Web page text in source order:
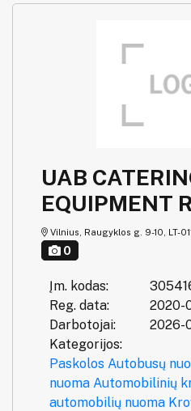
UAB
EQUIPMENT
Vilnius, Raugyklos g. 9-10, LT-
0
Įm. kodas:
Reg. data:
2020-
Darbotojai:
2026-
Kategorijos:
Paskolos Autobusų
nuoma Automobilinių
automobilių nuoma